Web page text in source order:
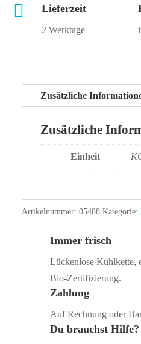
 Lieferzeit
2 Werktage
Zusätzliche
Zusätzliche
Einheit
Artikelnummer: 05488 Kategorie:
Immer frisch
Lückenlose Kühlkette,
Bio‑Zertifizierung.
Zahlung
Auf Rechnung oder
Du brauchst Hilfe?